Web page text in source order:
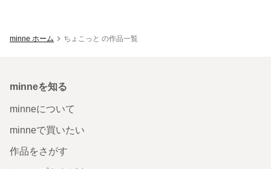
minne ホーム ちょこっと の作品一覧
minneを知る
minneについて
minneで買いたい
作品をさがす